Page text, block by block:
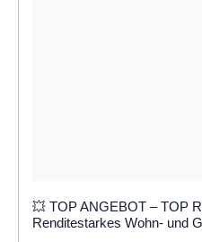
💥 TOP ANGEBOT – TOP
Renditestarkes Wohn- und